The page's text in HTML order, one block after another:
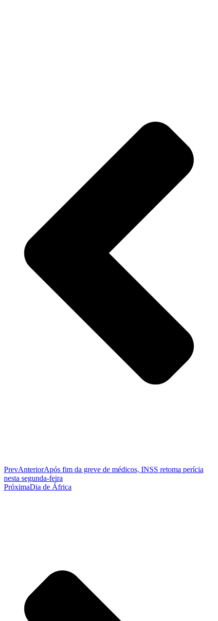
PrevAnteriorApós fim da greve de médicos, INSS retoma perícia
nesta segunda-feira
PróximaDia de África